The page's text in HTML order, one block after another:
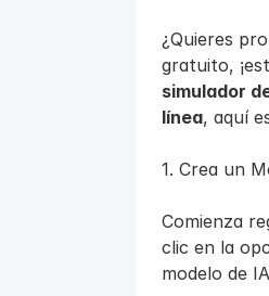
¿Quieres
simulador
línea, aquí
1. Crea un
Comienza
clic en la
modelo de